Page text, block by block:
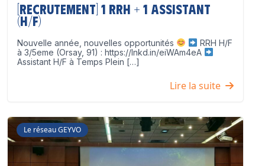
[Recrutement] 1 RRH + 1 Assistant
(H/F)
Nouvelle année, nouvelles opportunités
RRH H/F
à 3/5eme (Orsay, 91) : https://lnkd.in/eiWAm4eA
Assistant H/F à Temps Plein […]
Lire la suite
Le réseau GEYVO